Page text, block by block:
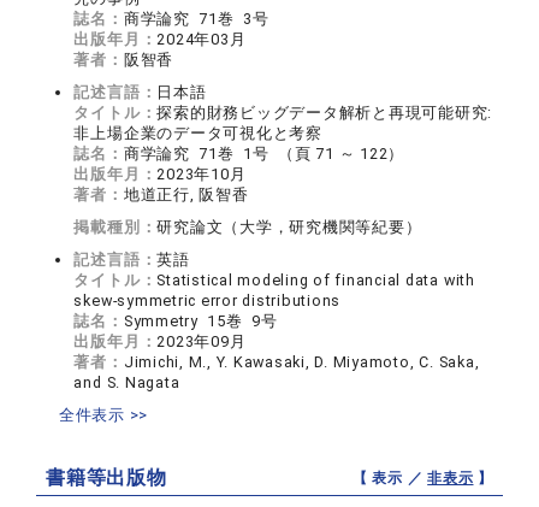
誌名： 商学論究 71巻 3号
出版年月： 2024年03月
著者： 阪智香
記述言語： 日本語
タイトル：探索的財務ビッグデータ解析と再現可能研究:
非上場企業のデータ可視化と考察
誌名： 商学論究 71巻 1号 （頁 71 ～ 122）
出版年月： 2023年10月
著者： 地道正行, 阪智香
掲載種別：研究論文（大学，研究機関等紀要）
記述言語：英語
タイトル： Statistical modeling of financial data with
skew-symmetric error distributions
誌名： Symmetry 15巻 9号
出版年月： 2023年09月
著者： Jimichi, M., Y. Kawasaki, D. Miyamoto, C. Saka,
and S. Nagata
全件表示 >>
書籍等出版物 【 表示 ／非表示 】